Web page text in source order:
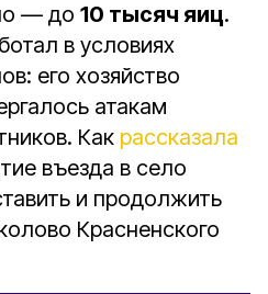
— до 10 тысяч яиц.
в условиях
его хозяйство
атакам
Как рассказала
въезда в село
и продолжить
Красненского